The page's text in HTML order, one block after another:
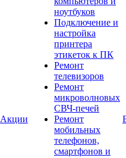
Акции
ноутбуков
Подключение и
настройка
принтера
этикеток к ПК
Ремонт
телевизоров
Ремонт
микроволновых
СВЧ-печей
Ремонт
мобильных
телефонов,
смартфонов и